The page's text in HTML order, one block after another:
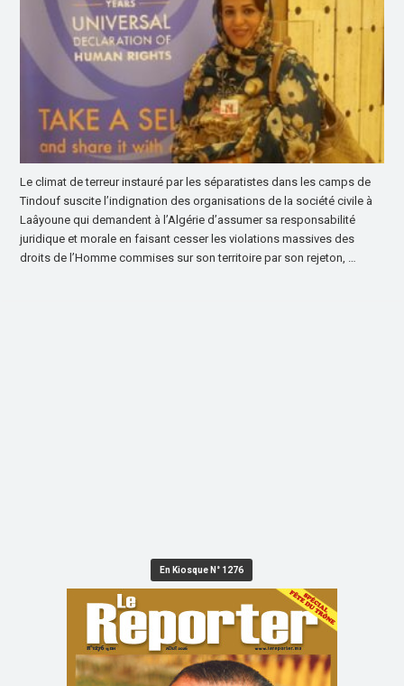
Le climat de terreur instauré par les séparatistes dans les camps de
Tindouf suscite l’indignation des organisations de la société civile à
Laâyoune qui demandent à l’Algérie d’assumer sa responsabilité
juridique et morale en faisant cesser les violations massives des
droits de l’Homme commises sur son territoire par son rejeton, …
En Kiosque N° 1276